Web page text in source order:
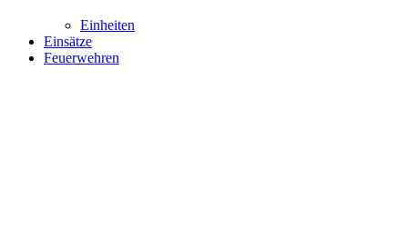
Einheiten
Einsätze
Feuerwehren